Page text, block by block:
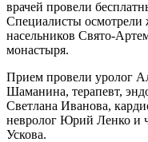
врачей провели
Специалисты осмотрели
насельников Свято-
монастыря.
Прием провели уролог
Шаманина, терапевт,
Светлана Иванова,
невролог Юрий Ленко и
Ускова.